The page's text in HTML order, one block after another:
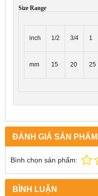
Size Range
inch 1/2 3/4 1
mm 15 20 25
ĐÁNH GIÁ SẢN PHẨM
Bình chọn sản phẩm:
BÌNH LUẬN